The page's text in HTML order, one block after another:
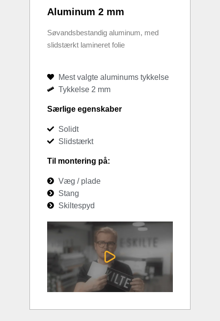
Aluminum 2 mm
Søvandsbestandig aluminum, med
slidstærkt lamineret folie
Mest valgte aluminums tykkelse
Tykkelse 2 mm
Særlige egenskaber
Solidt
Slidstærkt
Til montering på:
Væg / plade
Stang
Skiltespyd